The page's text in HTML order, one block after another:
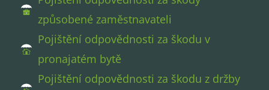
způsobené zaměstnavateli
Pojištění odpovědnosti za škodu v
pronajatém bytě
Pojištění odpovědnosti za škodu z držby